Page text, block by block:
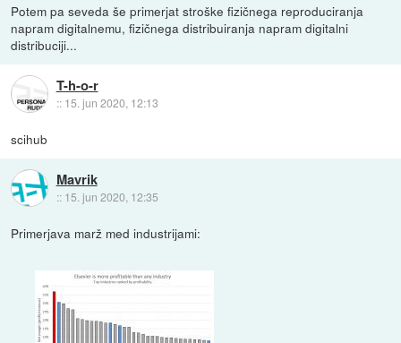
Potem pa seveda še primerjat stroške fizičnega reproduciranja
napram digitalnemu, fizičnega distribuiranja napram digitalni
distribuciji...
T-h-o-r
:: 15. jun 2020, 12:13
scihub
Mavrik
:: 15. jun 2020, 12:35
Primerjava marž med industrijami: